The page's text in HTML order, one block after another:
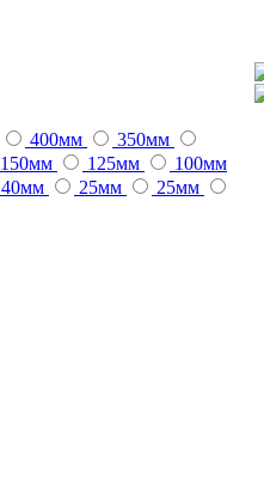
400мм 350мм
150мм 125мм 100мм
40мм 25мм 25мм